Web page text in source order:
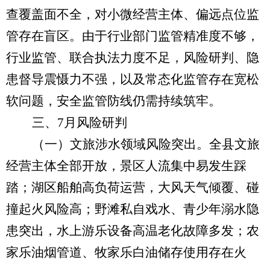
查覆盖面不全，对小微经营主体、偏远点位监
管存在盲区。由于行业部门监管精准度不够，
行业监管、联合执法力度不足，风险研判、隐
患督导震慑力不强，以及常态化监管存在宽松
软问题，安全监管防线仍需持续筑牢。
三、 7 月风险研判
（一）文旅涉水领域风险突出。 全县文旅
经营主体全部开放，景区人流集中易发生踩
踏；湖区船舶高负荷运营，大风天气倾覆、碰
撞起火风险高；野滩私自戏水、青少年溺水隐
患突出，水上游乐设备高温老化故障多发；农
家乐油烟管道、牧家乐白油储存使用存在火